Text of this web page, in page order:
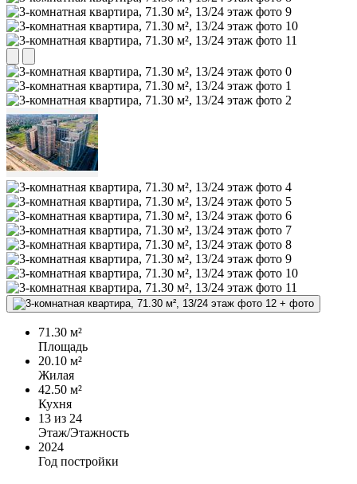
+ фото
71.30 м²
Площадь
20.10 м²
Жилая
42.50 м²
Кухня
13 из 24
Этаж/Этажность
2024
Год постройки